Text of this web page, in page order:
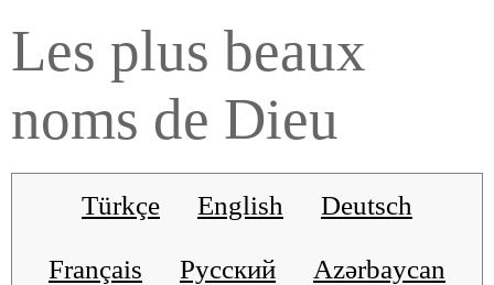
Les plus beaux
noms de Dieu
Türkçe English Deutsch
Français Русский Azərbaycan